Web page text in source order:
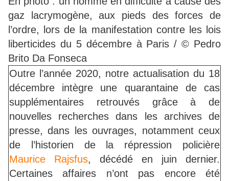
gaz lacrymogène, aux pieds des forces de
l’ordre, lors de la manifestation contre les lois
liberticides du 5 décembre à Paris / © Pedro
Brito Da Fonseca
Outre l’année 2020, notre actualisation du 18
décembre intègre une quarantaine de cas
supplémentaires retrouvés grâce à de
nouvelles recherches dans les archives de
presse, dans les ouvrages, notamment ceux
de l’historien de la répression policière
Maurice Rajsfus, décédé en juin dernier.
Certaines affaires n’ont pas encore été